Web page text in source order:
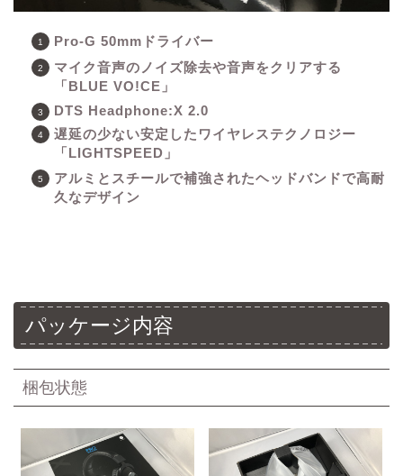
Pro-G 50mmドライバー
マイク音声のノイズ除去や音声をクリアする
「BLUE VO!CE」
DTS Headphone:X 2.0
遅延の少ない安定したワイヤレステクノロジー
「LIGHTSPEED」
アルミとスチールで補強されたヘッドバンドで高耐
久なデザイン
パッケージ内容
梱包状態